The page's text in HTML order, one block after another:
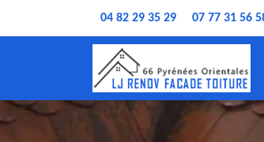
04 82 29 35 29 07 77 31 56